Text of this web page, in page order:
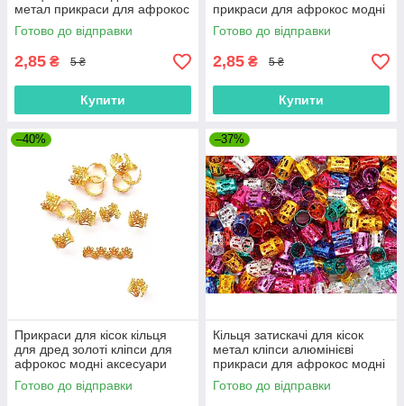
метал прикраси для афрокос
модні аксесуари для зачісок
дред
Готово до відправки
2,85 ₴ 5 ₴
Купити
прикраси для афрокос модні
аксесуари для зачісок дред
Готово до відправки
2,85 ₴ 5 ₴
Купити
–40%
Прикраси для кісок кільця
для дред золоті кліпси для
афрокос модні аксесуари
для зачісок метал
Готово до відправки
–37%
Кільця затискачі для кісок
метал кліпси алюмінієві
прикраси для афрокос модні
аксесуари для зачісок дред
Готово до відправки